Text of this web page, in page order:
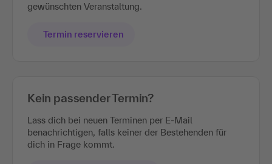
gewünschten Veranstaltung.
Termin reservieren
Kein passender Termin?
Lass dich bei neuen Terminen per E-Mail
benachrichtigen, falls keiner der Bestehenden für
dich in Frage kommt.